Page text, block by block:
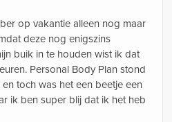
op vakantie alleen nog maar
deze nog enigszins
buik in te houden wist ik dat
Personal Body Plan stond
toch was het een beetje een
ik ben super blij dat ik het heb